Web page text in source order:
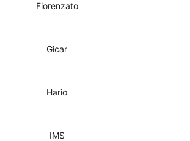
Fiorenzato
Gicar
Hario
IMS